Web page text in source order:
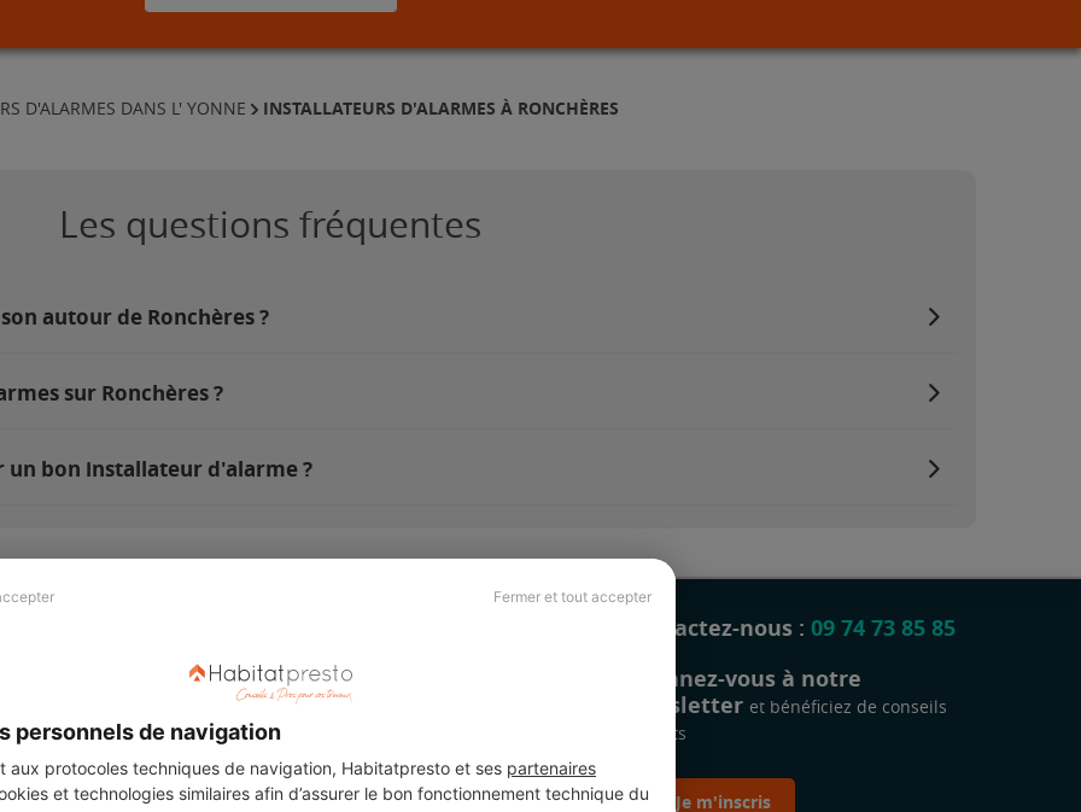
Fermer et tout accepter
personnels de navigation
aux protocoles techniques de navigation, Habitatpresto et ses partenaires
et technologies similaires afin d’assurer le bon fonctionnement technique du
D'ALARMES DANS L' YONNE INSTALLATEURS D'ALARMES À RONCHÈRES
Les questions fréquentes
autour de Ronchères ?
sur Ronchères ?
bon installateur d'alarme ?
Revue de presse
Légal
Charte cookies
Contactez-nous : 09 74 73 85 85
Abonnez-vous à notre
newsletter et bénéficiez de conseils
gratuits
Je m'inscris